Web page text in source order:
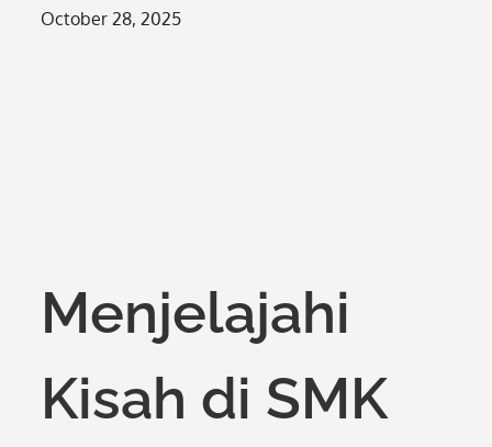
Posted
October 28, 2025
Menjelajahi
Kisah di SMK